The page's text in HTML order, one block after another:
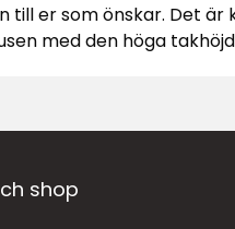
er som önskar. Det
med den höga
shop